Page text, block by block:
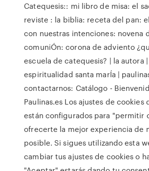
Catequesis:: mi libro de misa: el
reviste : la biblia: receta del pan:
con nuestras intenciones: novena
comuniÓn: corona de adviento
escuela de catequesis? | la autora
espiritualidad santa marÍa |
contactarnos: Catálogo -
Paulinas.es Los ajustes de cookies
están configurados para "permitir
ofrecerte la mejor experiencia de
posible. Si sigues utilizando esta
cambiar tus ajustes de cookies o